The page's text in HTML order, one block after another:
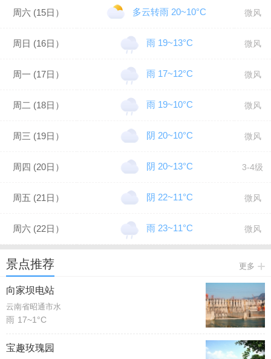
周六 (15日） 多云转雨 20~10°C 微风
周日 (16日） 雨 19~13°C 微风
周一 (17日） 雨 17~12°C 微风
周二 (18日） 雨 19~10°C 微风
周三 (19日） 阴 20~10°C 微风
周四 (20日） 阴 20~13°C 3-4级
周五 (21日） 阴 22~11°C 微风
周六 (22日） 雨 23~11°C 微风
景点推荐 更多
向家坝电站
云南省昭通市水
雨 17~1°C
宝趣玫瑰园